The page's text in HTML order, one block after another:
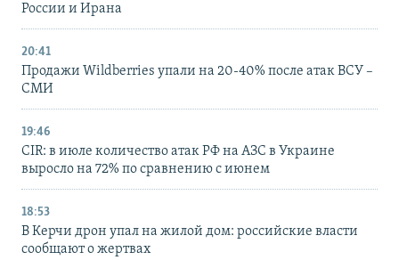
России и Ирана
20:41
Продажи Wildberries упали на 20-40% после атак ВСУ –
СМИ
19:46
CIR: в июле количество атак РФ на АЗС в Украине
выросло на 72% по сравнению с июнем
18:53
В Керчи дрон упал на жилой дом: российские власти
сообщают о жертвах